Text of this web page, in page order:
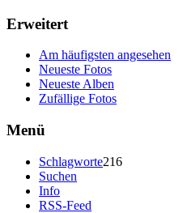
Erweitert
Am häufigsten angesehen
Neueste Fotos
Neueste Alben
Zufällige Fotos
Menü
Schlagworte216
Suchen
Info
RSS-Feed